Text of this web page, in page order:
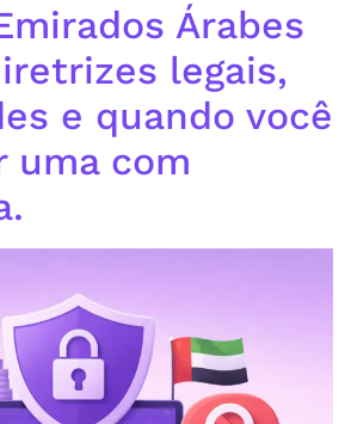
Árabes
legais,
e quando você
uma com